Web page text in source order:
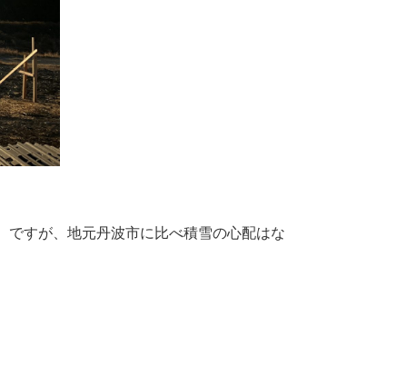
すが、地元丹波市に比べ積雪の心配はな